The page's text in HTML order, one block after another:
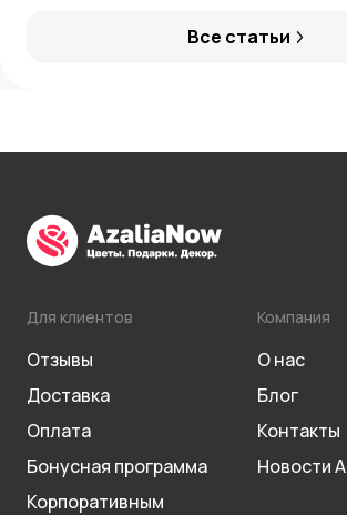
Все статьи
Для клиентов
Отзывы
Доставка
Оплата
Бонусная программа
Корпоративным
Компания
О нас
Блог
Контакты
Новости